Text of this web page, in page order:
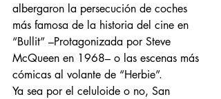
albergaron la persecución de coches
más famosa de la historia del cine en
“Bullit” –Protagonizada por Steve
McQueen en 1968– o las escenas más
cómicas al volante de “Herbie”.
Ya sea por el celuloide o no, San